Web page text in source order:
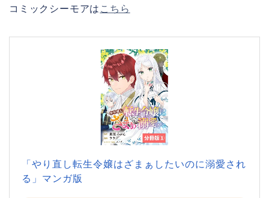
コミックシーモアは こちら
「やり直し転生令嬢はざまぁしたいのに溺愛され
る」マンガ版